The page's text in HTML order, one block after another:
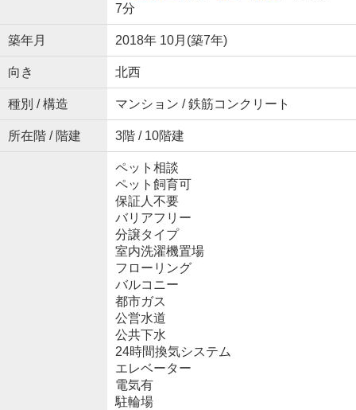
7分
築年月 2018年 10月(築7年)
向き 北西
種別 / 構造 マンション / 鉄筋コンクリート
所在階 / 階建 3階 / 10階建
ペット相談
ペット飼育可
保証人不要
バリアフリー
分譲タイプ
室内洗濯機置場
フローリング
バルコニー
都市ガス
公営水道
公共下水
24時間換気システム
エレベーター
電気有
駐輪場